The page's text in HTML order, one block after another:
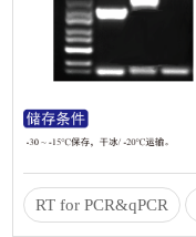
RT for PCR&qPCR